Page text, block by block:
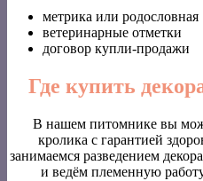
метрика или родословная
ветеринарные отметки
договор купли-продажи
Где купить
В нашем питомнике вы
кролика с гарантией
занимаемся разведением
и ведём племенную